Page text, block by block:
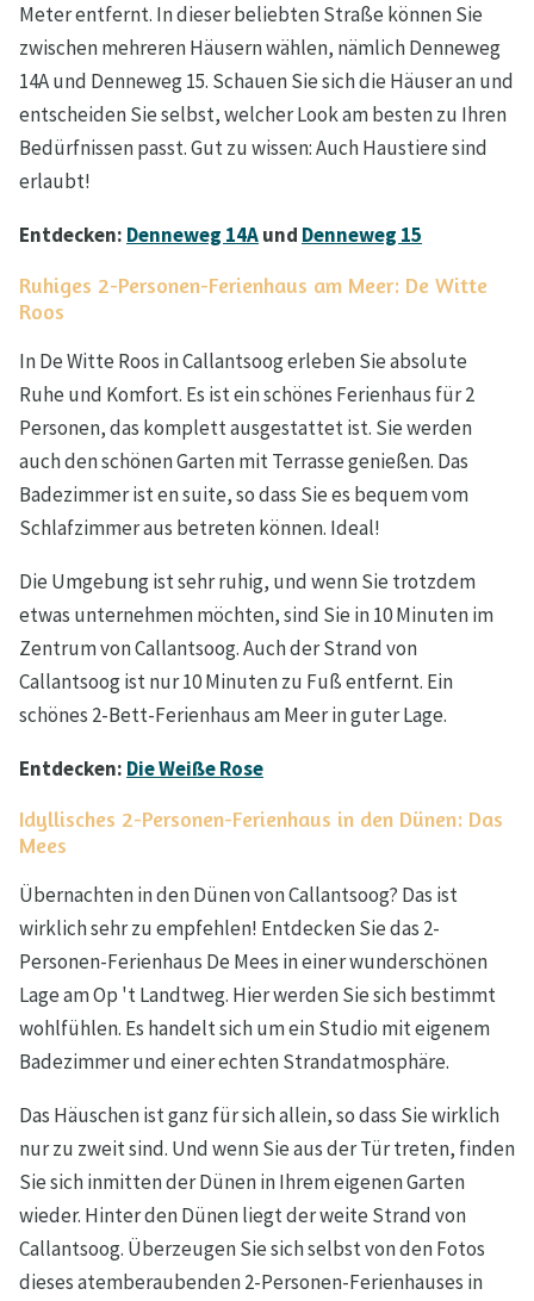
Meter entfernt. In dieser beliebten Straße können Sie
zwischen mehreren Häusern wählen, nämlich Denneweg
14A und Denneweg 15. Schauen Sie sich die Häuser an und
entscheiden Sie selbst, welcher Look am besten zu Ihren
Bedürfnissen passt. Gut zu wissen: Auch Haustiere sind
erlaubt!
Entdecken: Denneweg 14Aund Denneweg 15
Ruhiges 2-Personen-Ferienhaus am Meer: De Witte
Roos
In De Witte Roos in Callantsoog erleben Sie absolute
Ruhe und Komfort. Es ist ein schönes Ferienhaus für 2
Personen, das komplett ausgestattet ist. Sie werden
auch den schönen Garten mit Terrasse genießen. Das
Badezimmer ist en suite, so dass Sie es bequem vom
Schlafzimmer aus betreten können. Ideal!
Die Umgebung ist sehr ruhig, und wenn Sie trotzdem
etwas unternehmen möchten, sind Sie in 10 Minuten im
Zentrum von Callantsoog. Auch der Strand von
Callantsoog ist nur 10 Minuten zu Fuß entfernt. Ein
schönes 2-Bett-Ferienhaus am Meer in guter Lage.
Entdecken: Die Weiße Rose
Idyllisches 2-Personen-Ferienhaus in den Dünen: Das
Mees
Übernachten in den Dünen von Callantsoog? Das ist
wirklich sehr zu empfehlen! Entdecken Sie das 2-
Personen-Ferienhaus De Mees in einer wunderschönen
Lage am Op 't Landtweg. Hier werden Sie sich bestimmt
wohlfühlen. Es handelt sich um ein Studio mit eigenem
Badezimmer und einer echten Strandatmosphäre.
Das Häuschen ist ganz für sich allein, so dass Sie wirklich
nur zu zweit sind. Und wenn Sie aus der Tür treten, finden
Sie sich inmitten der Dünen in Ihrem eigenen Garten
wieder. Hinter den Dünen liegt der weite Strand von
Callantsoog. Überzeugen Sie sich selbst von den Fotos
dieses atemberaubenden 2-Personen-Ferienhauses in